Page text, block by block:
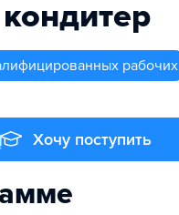
рабочих
Хочу поступить